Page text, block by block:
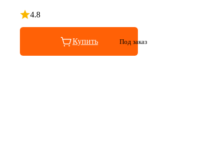
4.8
Рейтинг 4.8 из 5
Купить Под заказ